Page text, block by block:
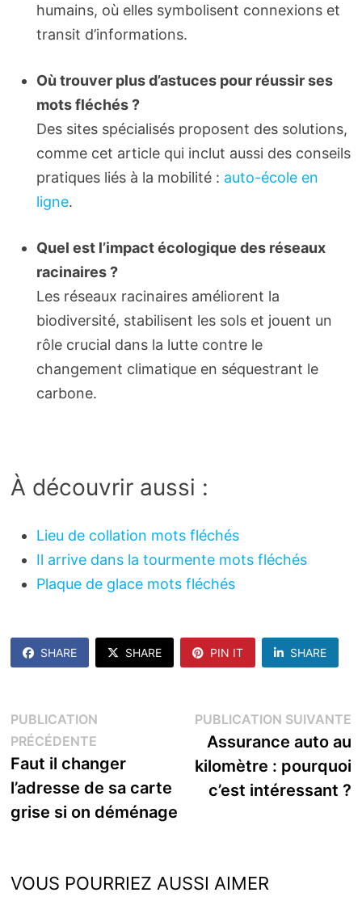
humains, où elles symbolisent connexions et
transit d’informations.
Où trouver plus d’astuces pour réussir ses
mots fléchés ?
Des sites spécialisés proposent des solutions,
comme cet article qui inclut aussi des conseils
pratiques liés à la mobilité : auto-école en
ligne.
Quel est l’impact écologique des réseaux
racinaires ?
Les réseaux racinaires améliorent la
biodiversité, stabilisent les sols et jouent un
rôle crucial dans la lutte contre le
changement climatique en séquestrant le
carbone.
À découvrir aussi :
Lieu de collation mots fléchés
Il arrive dans la tourmente mots fléchés
Plaque de glace mots fléchés
SHARE SHARE PIN IT SHARE
Navigation
de
l’article
PUBLICATION
PRÉCÉDENTEPublication
précédente :
Faut il changer
l’adresse de sa carte
grise si on déménage
PUBLICATION SUIVANTE
Assurance auto au
kilomètre : pourquoi
c’est intéressant ?
VOUS POURRIEZ AUSSI AIMER